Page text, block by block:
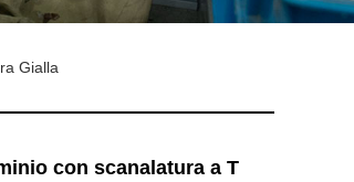
Gialla
con scanalatura a T